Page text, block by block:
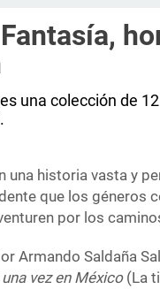
una colección de
una historia vasta y
que los géneros
por los
Armando Saldaña
vez en México(La